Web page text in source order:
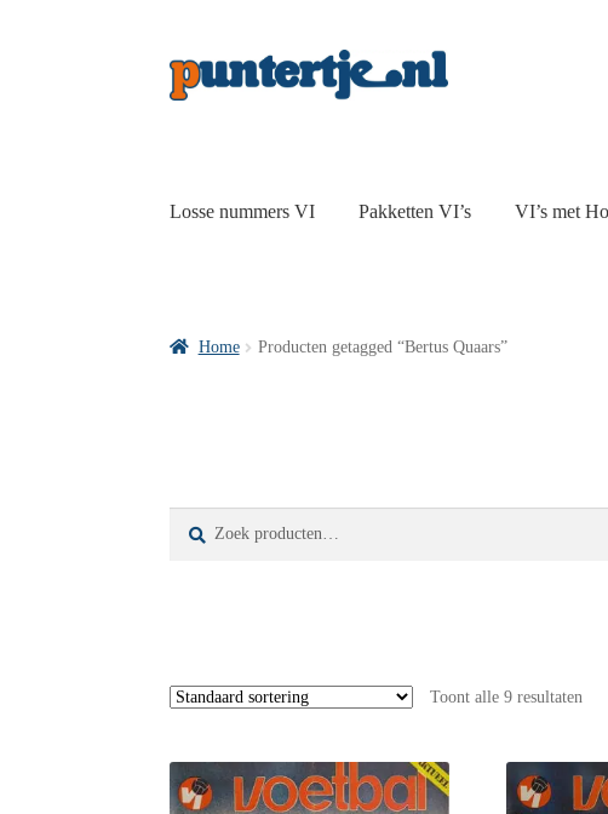
Losse nummers VI Pakketten VI’s VI’s met
Home Producten getagged “Bertus Quaars”
Toont alle 9 resultaten